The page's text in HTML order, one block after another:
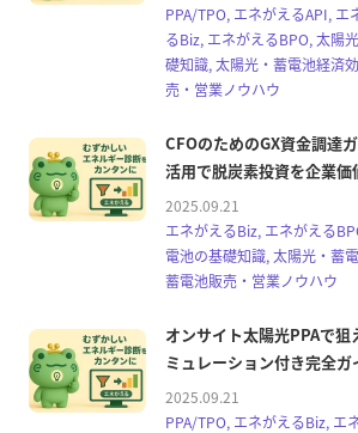
PPA/TPO, エネがえるAPI, エ
るBiz, エネがえるBPO, 太陽
礎知識, 太陽光・蓄電池経済
売・営業ノウハウ
CFOのためのGX資金調達
活用で脱炭素投資を企業価
2025.09.21
エネがえるBiz, エネがえる
電池の基礎知識, 太陽光・蓄
蓄電池販売・営業ノウハウ
オンサイト太陽光PPAで狙
ミュレーション付き完全ガ
2025.09.21
PPA/TPO, エネがえるBiz, エ